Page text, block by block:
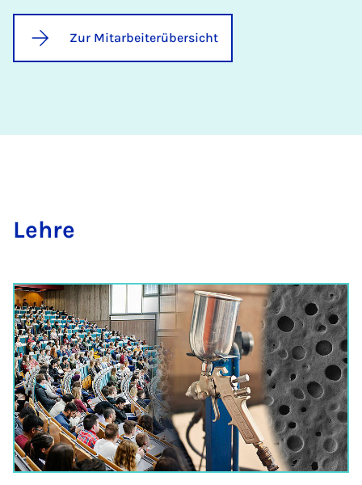
Zur Mitarbeiterübersicht
Leh­re